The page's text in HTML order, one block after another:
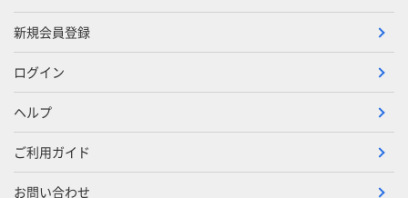
新規会員登録
ログイン
ヘルプ
ご利用ガイド
お問い合わせ